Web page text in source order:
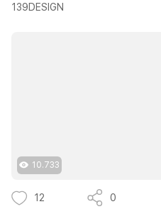
139DESIGN
10.733
12 0